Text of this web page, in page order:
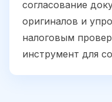
согласование
оригиналов и
налоговым
инструмент для